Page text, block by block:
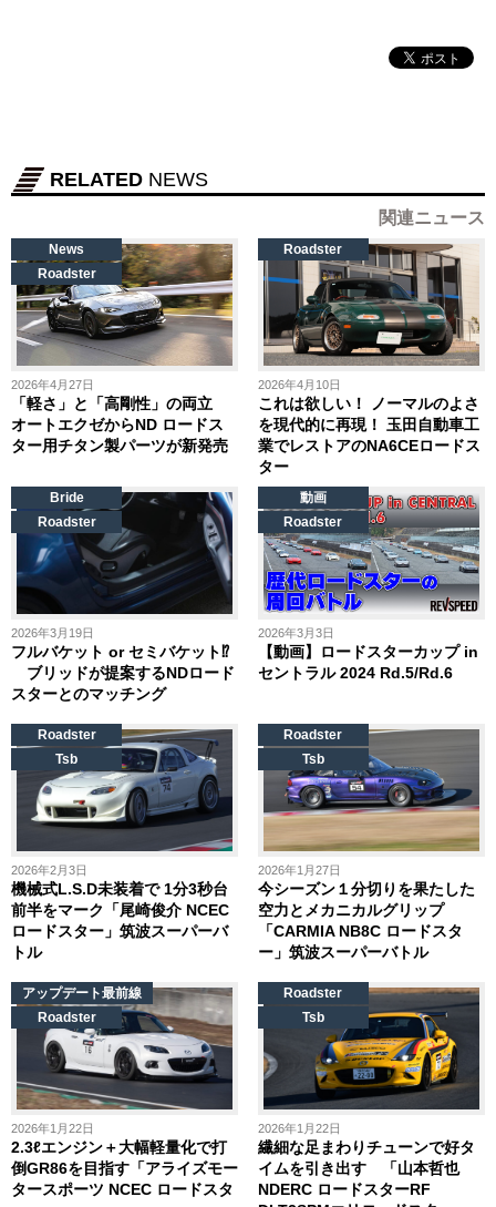
RELATED NEWS
関連ニュース
2026年4月27日
「軽さ」と「高剛性」の両立
オートエクゼからND ロードス
ター用チタン製パーツが新発売
News
Roadster
2026年4月10日
これは欲しい！ ノーマルのよさ
を現代的に再現！ 玉田自動車工
業でレストアのNA6CEロードス
ター
Roadster
2026年3月19日
フルバケット or セミバケット⁉
ブリッドが提案するNDロード
スターとのマッチング
Bride
Roadster
2026年3月3日
【動画】ロードスターカップ in
セントラル 2024 Rd.5/Rd.6
動画
Roadster
2026年2月3日
機械式L.S.D未装着で 1分3秒台
前半をマーク「尾崎俊介 NCEC
ロードスター」筑波スーパーバ
トル
Roadster
Tsb
2026年1月27日
今シーズン１分切りを果たした
空力とメカニカルグリップ
「CARMIA NB8C ロードスタ
ー」筑波スーパーバトル
Roadster
Tsb
2026年1月22日
2.3ℓエンジン＋大幅軽量化で打
倒GR86を目指す「アライズモー
タースポーツ NCEC ロードスタ
アップデート最前線
Roadster
2026年1月22日
繊細な足まわりチューンで好タ
イムを引き出す 「山本哲也
NDERC ロードスターRF
Roadster
Tsb